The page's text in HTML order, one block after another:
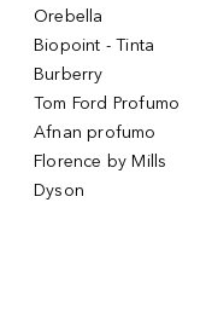
Orebella
Biopoint - Tinta
Burberry
Tom Ford Profumo
Afnan profumo
Florence by Mills
Dyson